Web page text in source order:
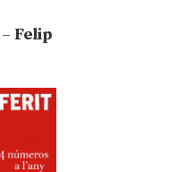
– Felip